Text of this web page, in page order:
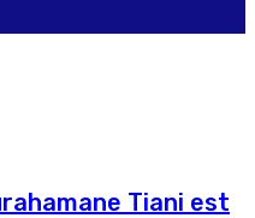
Tiani est